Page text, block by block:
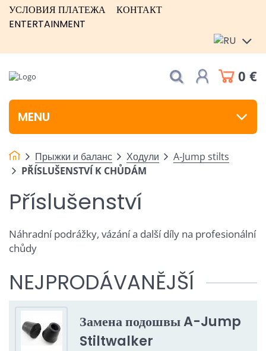
УСЛОВИЯ ПЛАТЕЖА
КОНТАКТ
ENTERTAINMENT
0 €
MENU
Прыжки и баланс Ходули
A-Jump stilts
PŘÍSLUŠENSTVÍ K CHŮDÁM
Příslušenství
Náhradní podrážky, vázání a další díly na profesionální
chůdy
NEJPRODÁVANĚJŠÍ
Замена подошвы A-Jump
Stiltwalker